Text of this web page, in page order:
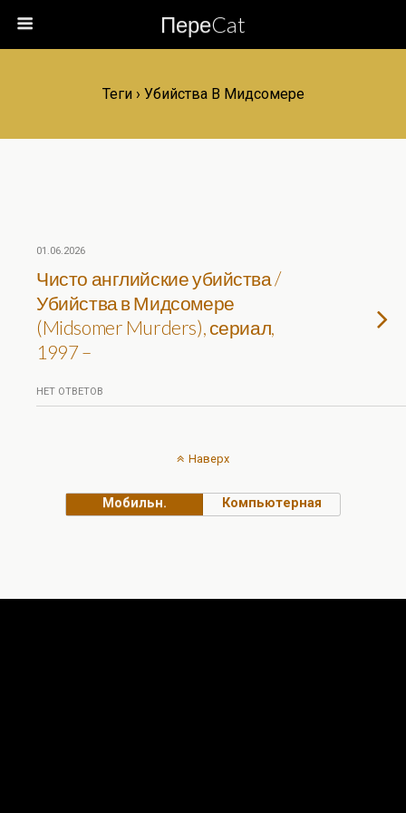
ПереCat
Теги › Убийства В Мидсомере
01.06.2026
Чисто английские убийства /
Убийства в Мидсомере
(Midsomer Murders), сериал,
1997 –
НЕТ ОТВЕТОВ
Наверх
Мобильн. Компьютерная